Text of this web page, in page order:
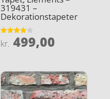
319431 –
Dekorationstapeter
Vurderet
3.8
kr. 499,00